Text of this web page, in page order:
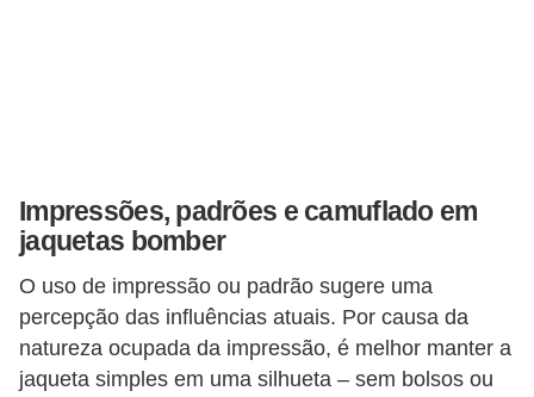
Impressões, padrões e camuflado em
jaquetas bomber
O uso de impressão ou padrão sugere uma
percepção das influências atuais. Por causa da
natureza ocupada da impressão, é melhor manter a
jaqueta simples em uma silhueta – sem bolsos ou